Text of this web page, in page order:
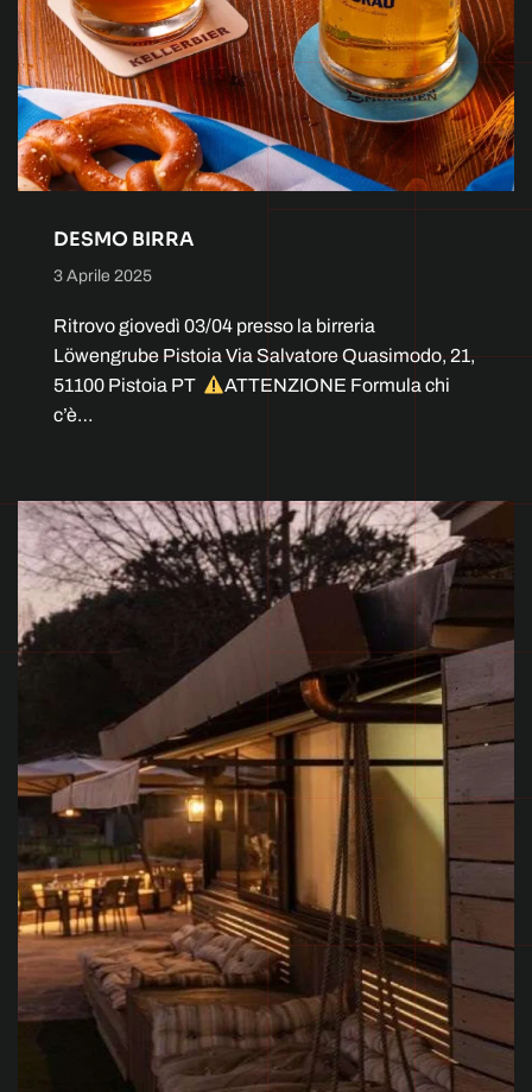
DESMO BIRRA
3 Aprile 2025
Ritrovo giovedì 03/04 presso la birreria
Löwengrube Pistoia Via Salvatore Quasimodo, 21,
51100 Pistoia PT
ATTENZIONE Formula chi
c’è…